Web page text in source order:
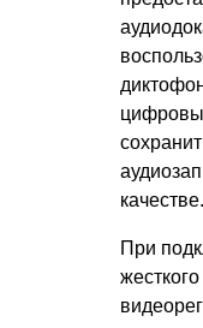
качестве.
При